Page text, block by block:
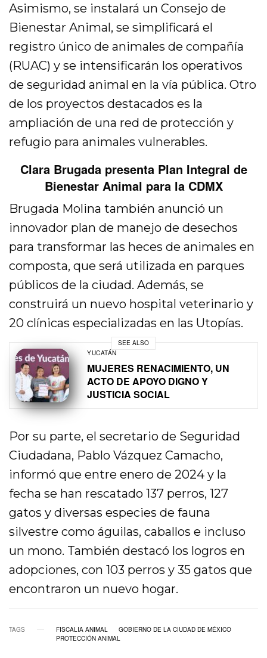
Asimismo, se instalará un Consejo de
Bienestar Animal, se simplificará el
registro único de animales de compañía
(RUAC) y se intensificarán los operativos
de seguridad animal en la vía pública. Otro
de los proyectos destacados es la
ampliación de una red de protección y
refugio para animales vulnerables.
Clara Brugada presenta Plan Integral de
Bienestar Animal para la CDMX
Brugada Molina también anunció un
innovador plan de manejo de desechos
para transformar las heces de animales en
composta, que será utilizada en parques
públicos de la ciudad. Además, se
construirá un nuevo hospital veterinario y
20 clínicas especializadas en las Utopías.
SEE ALSO
YUCATÁN
MUJERES RENACIMIENTO, UN
ACTO DE APOYO DIGNO Y
JUSTICIA SOCIAL
Por su parte, el secretario de Seguridad
Ciudadana, Pablo Vázquez Camacho,
informó que entre enero de 2024 y la
fecha se han rescatado 137 perros, 127
gatos y diversas especies de fauna
silvestre como águilas, caballos e incluso
un mono. También destacó los logros en
adopciones, con 103 perros y 35 gatos que
encontraron un nuevo hogar.
TAGS FISCALIA ANIMAL
GOBIERNO DE LA CIUDAD DE MÉXICO
PROTECCIÓN ANIMAL